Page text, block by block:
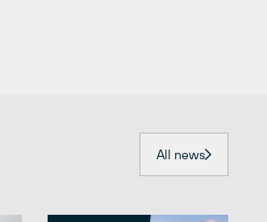
All news